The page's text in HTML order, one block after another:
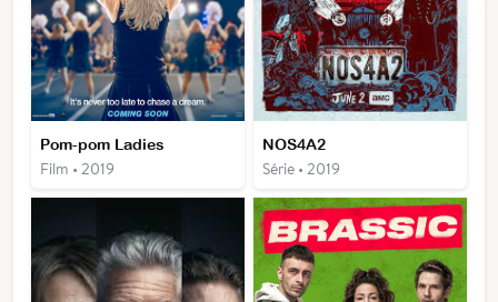
Pom-pom Ladies
Film • 2019
NOS4A2
Série • 2019